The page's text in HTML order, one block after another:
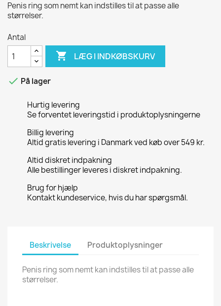
Penis ring som nemt kan indstilles til at passe alle
størrelser.
Antal
 LÆG I INDKØBSKURV
 På lager
Hurtig levering
Se forventet leveringstid i produktoplysningerne
Billig levering
Altid gratis levering i Danmark ved køb over 549 kr.
Altid diskret indpakning
Alle bestillinger leveres i diskret indpakning.
Brug for hjælp
Kontakt kundeservice, hvis du har spørgsmål.
Beskrivelse Produktoplysninger
Penis ring som nemt kan indstilles til at passe alle
størrelser.